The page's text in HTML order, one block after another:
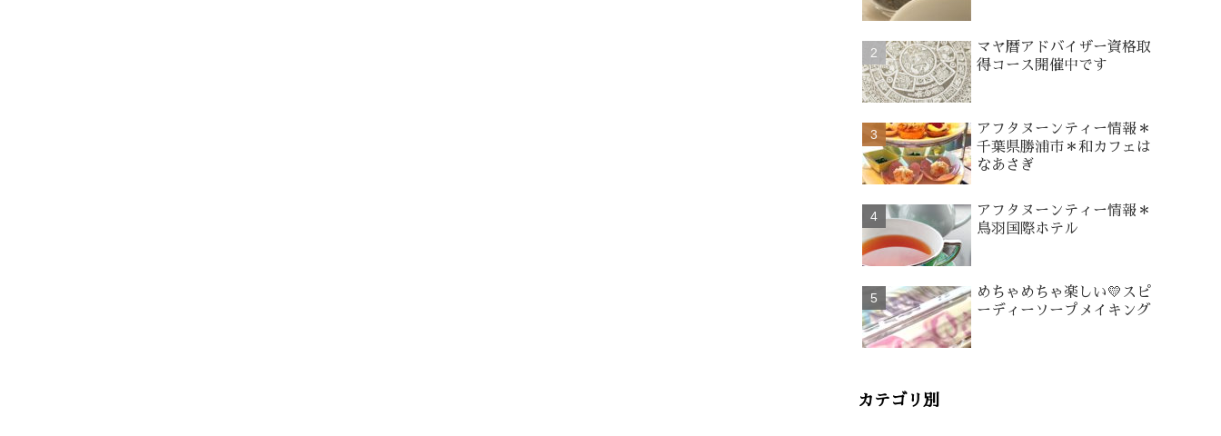
マヤ暦アドバイザー資格取
得コース開催中です
アフタヌーンティー情報＊
千葉県勝浦市＊和カフェは
なあさぎ
アフタヌーンティー情報＊
鳥羽国際ホテル
めちゃめちゃ楽しい💛スピ
ーディーソープメイキング
カテゴリ別